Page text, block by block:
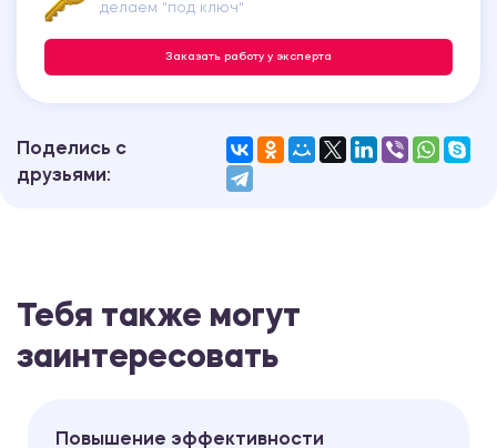
делаем "под ключ"
Заказать работу у эксперта
Поделись с
друзьями:
Тебя также могут
заинтересовать
Повышение эффективности